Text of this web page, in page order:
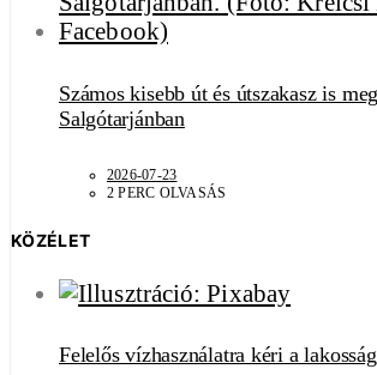
Számos kisebb út és útszakasz is
Salgótarjánban
2026-07-23
2 PERC OLVASÁS
KÖZÉLET
Felelős vízhasználatra kéri a